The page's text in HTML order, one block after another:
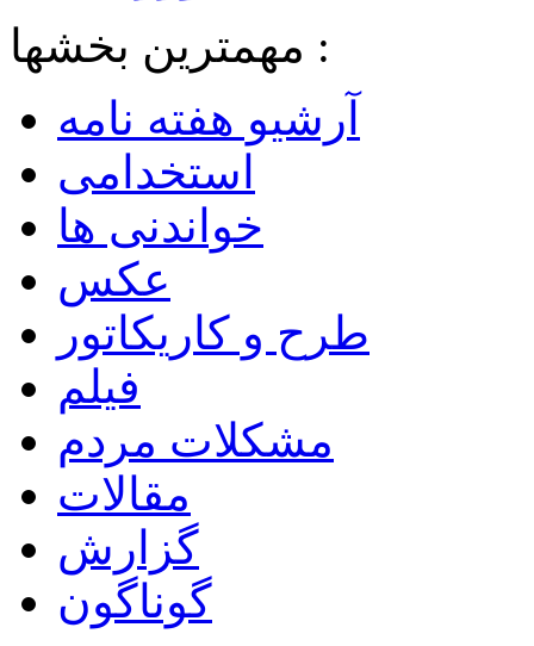
مهمترین بخشها :
آرشیو هفته نامه
استخدامی
خواندنی ها
عکس
طرح و کاریکاتور
فیلم
مشکلات مردم
مقالات
گزارش
گوناگون